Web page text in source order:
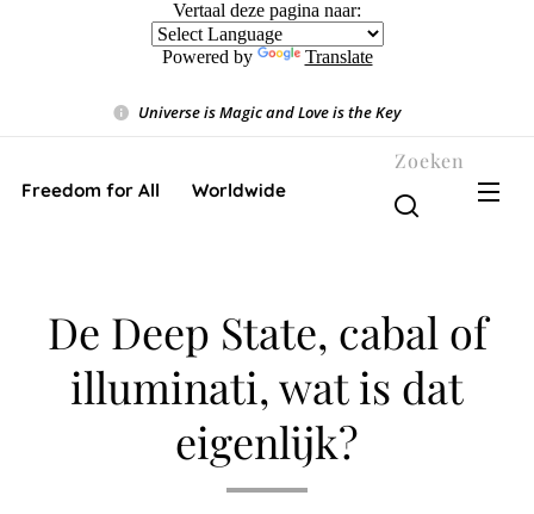
Vertaal deze pagina naar:
Powered by Translate
Universe is Magic and Love is the Key❤️
Freedom for All ❤️ Worldwide
Zoeken
De Deep State, cabal of
illuminati, wat is dat
eigenlijk?